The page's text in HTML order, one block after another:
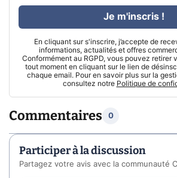
En cliquant sur s'inscrire, j’accepte de
informations, actualités et offres
Conformément au RGPD, vous pouvez retirer
tout moment en cliquant sur le lien de
chaque email. Pour en savoir plus sur la
consultez notre Politique de
Je m'inscris !
Commentaires 0
Participer à la discussion
Partagez votre avis avec la communauté